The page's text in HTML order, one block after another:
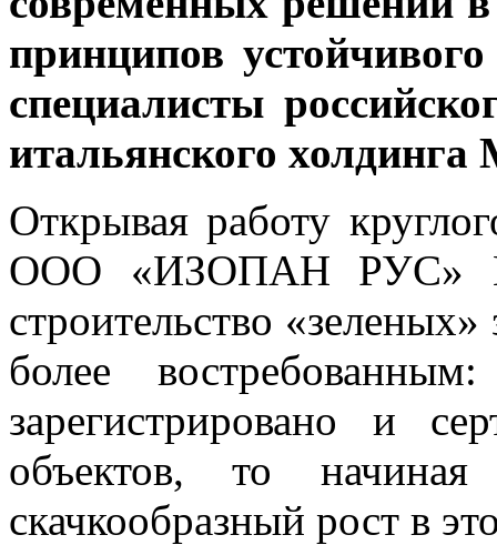
принципов
специалисты
итальянского
Открывая работу
ООО «ИЗОПАН РУС»
строительство
более
зарегистрировано и
объектов, то
скачкообразный рост в